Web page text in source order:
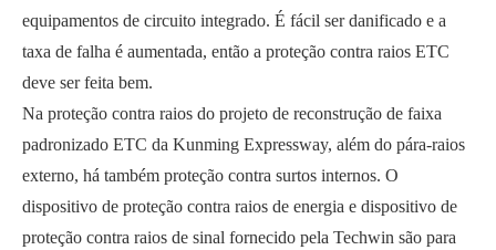
equipamentos de circuito integrado. É fácil ser danificado e a
taxa de falha é aumentada, então a proteção contra raios ETC
deve ser feita bem.
Na proteção contra raios do projeto de reconstrução de faixa
padronizado ETC da Kunming Expressway, além do pára-raios
externo, há também proteção contra surtos internos. O
dispositivo de proteção contra raios de energia e dispositivo de
proteção contra raios de sinal fornecido pela Techwin são para